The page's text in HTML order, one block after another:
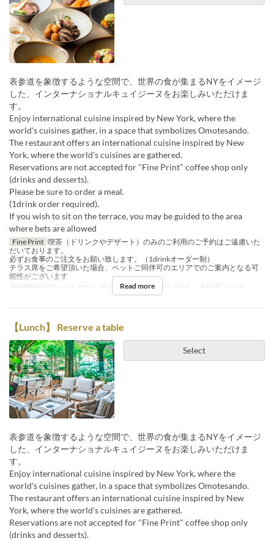
表参道を象徴するような空間で、世界の食が集まるNYをイメージ
した、インターナショナルキュイジーヌをお楽しみいただけま
す。
Enjoy international cuisine inspired by New York, where the
world's cuisines gather, in a space that symbolizes Omotesando.
The restaurant offers an international cuisine inspired by New
York, where the world's cuisines are gathered.
Reservations are not accepted for "Fine Print" coffee shop only
(drinks and desserts).
Please be sure to order a meal.
(1drink order required).
If you wish to sit on the terrace, you may be guided to the area
where bets are allowed
Fine Print 喫茶（ドリンクやデザート）のみのご利用のご予約はご遠慮いた
だいております。
必ずお食事のご注文をお願い致します。（1drinkオーダー制）
テラス席をご希望頂いた場合、ペットご同伴可のエリアでのご案内となる可
能性がございます
Valid Dates
Dec 26, 2024 ~ Dec 18, 2025, Dec 26, 2025 ~ Meals Lunch
Read more
【Lunch】 Reserve a table
Select
表参道を象徴するような空間で、世界の食が集まるNYをイメージ
した、インターナショナルキュイジーヌをお楽しみいただけま
す。
Enjoy international cuisine inspired by New York, where the
world's cuisines gather, in a space that symbolizes Omotesando.
The restaurant offers an international cuisine inspired by New
York, where the world's cuisines are gathered.
Reservations are not accepted for "Fine Print" coffee shop only
(drinks and desserts).